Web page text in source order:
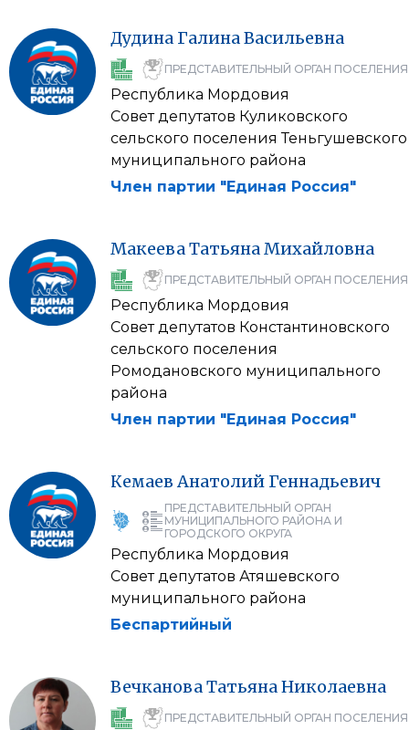
Дудина ГалинаВасильевна
ПРЕДСТАВИТЕЛЬНЫЙ ОРГАН ПОСЕЛЕНИЯ
Республика Мордовия
Совет депутатов Куликовского
сельского поселения Теньгушевского
муниципального района
Член партии "Единая Россия"
МакееваТатьянаМихайловна
ПРЕДСТАВИТЕЛЬНЫЙ ОРГАН ПОСЕЛЕНИЯ
Республика Мордовия
Совет депутатов Константиновского
сельского поселения
Ромодановского муниципального
района
Член партии "Единая Россия"
Кемаев Анатолий Геннадьевич
ПРЕДСТАВИТЕЛЬНЫЙ ОРГАН
МУНИЦИПАЛЬНОГО РАЙОНА И
ГОРОДСКОГО ОКРУГА
Республика Мордовия
Совет депутатов Атяшевского
муниципального района
Беспартийный
ВечкановаТатьянаНиколаевна
ПРЕДСТАВИТЕЛЬНЫЙ ОРГАН ПОСЕЛЕНИЯ